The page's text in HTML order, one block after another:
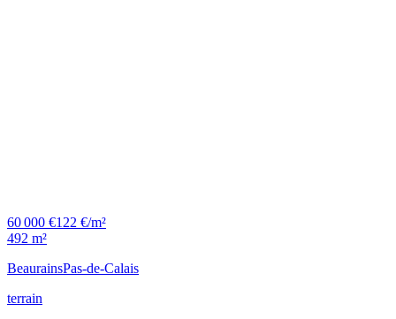
60 000 €122 €/m²
492 m²
BeaurainsPas-de-Calais
terrain